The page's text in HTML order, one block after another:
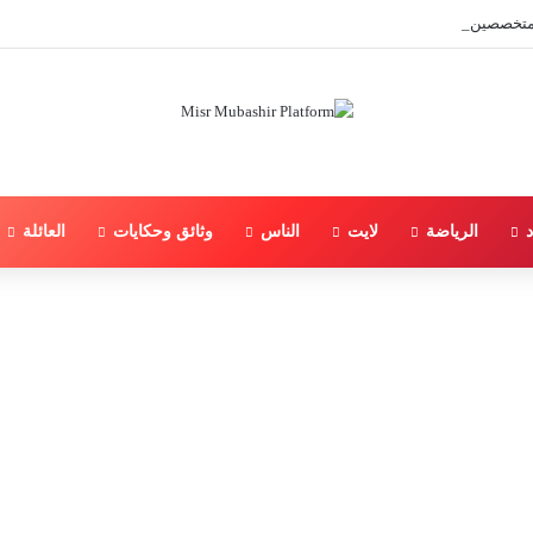
أفشل مشروع قانون الأحوال الشخصية.
الرياضة لايت الناس وثائق وحكايات العائلة